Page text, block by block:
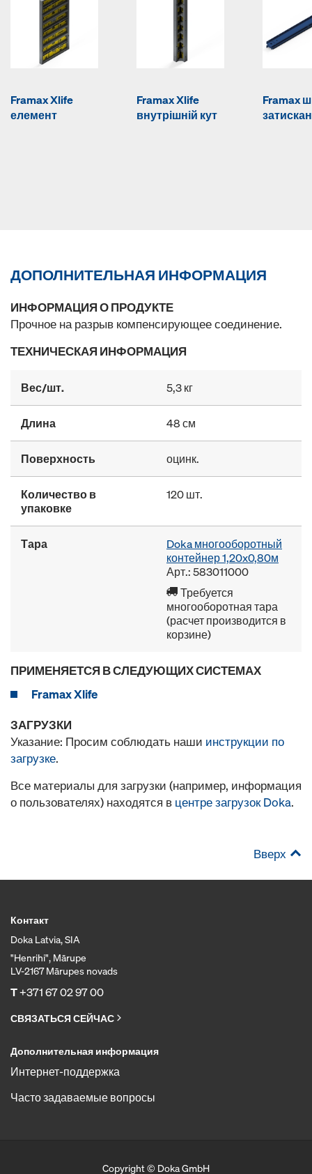
Framax Xlife
елемент
Framax Xlife
внутрішній кут
Framax
ДОПОЛНИТЕЛЬНАЯ ИНФОРМАЦИЯ
ИНФОРМАЦИЯ О ПРОДУКТЕ
Прочное на разрыв компенсирующее соединение.
ТЕХНИЧЕСКАЯ ИНФОРМАЦИЯ
Вес/шт. 5,3 кг
Длина 48 см
Поверхность оцинк.
Количество в
упаковке
120 шт.
Тара
Doka многооборотный
контейнер 1,20x0,80м
Арт.: 583011000
Требуется
многооборотная тара
(расчет производится в
корзине)
ПРИМЕНЯЕТСЯ В СЛЕДУЮЩИХ СИСТЕМАХ
Framax Xlife
ЗАГРУЗКИ
Указание: Просим соблюдать наши инструкции по
загрузке.
Все материалы для загрузки (например, информация
о пользователях) находятся в центре загрузок Doka.
Вверх
Контакт
Doka Latvia, SIA
"Henrihi", Mārupe
LV-2167 Mārupes novads
T+371 67 02 97 00
СВЯЗАТЬСЯ СЕЙЧАС
Дополнительная информация
Интернет-поддержка
Часто задаваемые вопросы
Copyright © Doka GmbH